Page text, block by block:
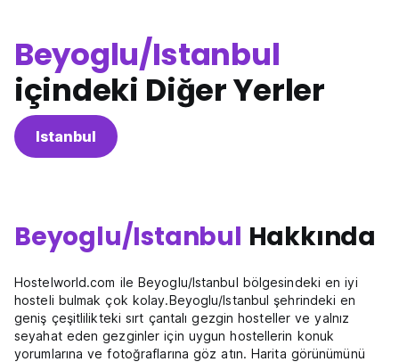
Beyoglu/Istanbul
içindeki Diğer Yerler
Istanbul
Beyoglu/Istanbul Hakkında
Hostelworld.com ile Beyoglu/Istanbul bölgesindeki en iyi
hosteli bulmak çok kolay.Beyoglu/Istanbul şehrindeki en
geniş çeşitlilikteki sırt çantalı gezgin hosteller ve yalnız
seyahat eden gezginler için uygun hostellerin konuk
yorumlarına ve fotoğraflarına göz atın. Harita görünümünü